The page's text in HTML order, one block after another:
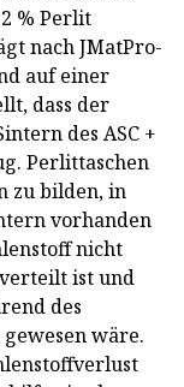
% Perlit
nach JMatPro-
auf einer
dass der
des ASC +
Perlittaschen
zu bilden, in
vorhanden
nicht
ist und
des
wäre.